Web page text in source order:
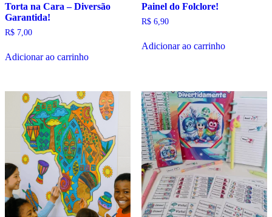
Torta na Cara – Diversão
Garantida!
R$ 7,00
Adicionar ao carrinho
Painel do Folclore!
R$6,90
Adicionar ao carrinho